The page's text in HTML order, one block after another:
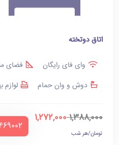
اتاق دوتخته
وای فای رایگان
فضای
دوش و وان حمام
لوازم
1,388,000
1,272,000
تومان/هر شب